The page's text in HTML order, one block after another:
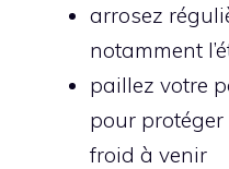
arrosez
notamment
paillez votre
pour
froid à venir